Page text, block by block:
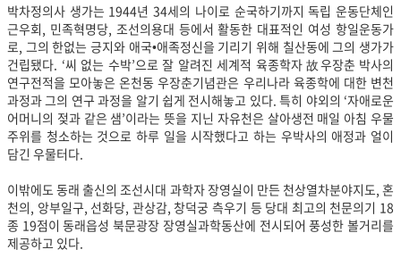
박차정의사 생가는 1944년 34세의 나이로 순국하기까지 독립 운동단체인
근우회, 민족혁명당, 조선의용대 등에서 활동한 대표적인 여성 항일운동가
로, 그의 한없는 긍지와 애국•애족정신을 기리기 위해 칠산동에 그의 생가가
건립됐다. ‘씨 없는 수박’으로 잘 알려진 세계적 육종학자 故우장춘 박사의
연구전적을 모아놓은 온천동 우장춘기념관은 우리나라 육종학에 대한 변천
과정과 그의 연구 과정을 알기 쉽게 전시해놓고 있다. 특히 야외의 ‘자애로운
어머니의 젖과 같은 샘’이라는 뜻을 지닌 자유천은 살아생전 매일 아침 우물
주위를 청소하는 것으로 하루 일을 시작했다고 하는 우박사의 애정과 얼이
담긴 우물터다.
이밖에도 동래 출신의 조선시대 과학자 장영실이 만든 천상열차분야지도, 혼
천의, 앙부일구, 선화당, 관상감, 창덕궁 측우기 등 당대 최고의 천문의기 18
종 19점이 동래읍성 북문광장 장영실과학동산에 전시되어 풍성한 볼거리를
제공하고 있다.